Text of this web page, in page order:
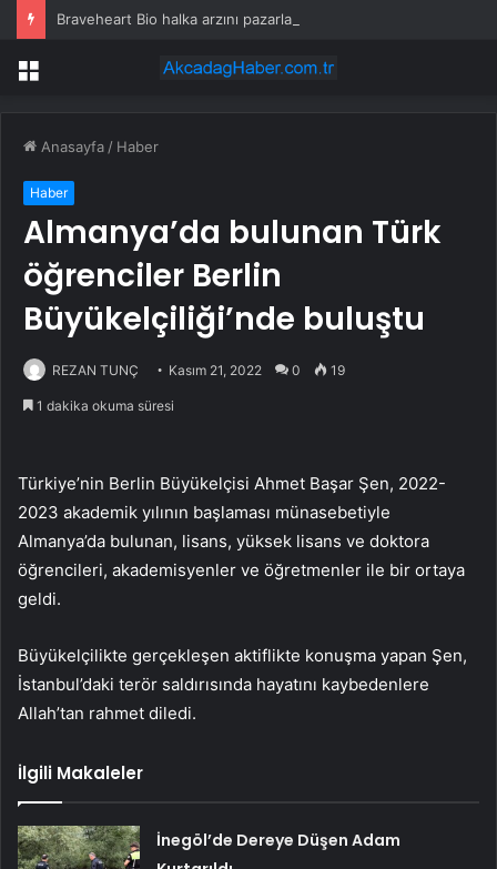
Menü
Anasayfa / Haber
Haber
Almanya’da bulunan Türk
öğrenciler Berlin
Büyükelçiliği’nde buluştu
REZAN TUNÇ Kasım 21, 2022 0 19
1 dakika okuma süresi
Türkiye’nin Berlin Büyükelçisi Ahmet Başar Şen, 2022-
2023 akademik yılının başlaması münasebetiyle
Almanya’da bulunan, lisans, yüksek lisans ve doktora
öğrencileri, akademisyenler ve öğretmenler ile bir ortaya
geldi.
Büyükelçilikte gerçekleşen aktiflikte konuşma yapan Şen,
İstanbul’daki terör saldırısında hayatını kaybedenlere
Allah’tan rahmet diledi.
İlgili Makaleler
İnegöl’de Dereye Düşen Adam